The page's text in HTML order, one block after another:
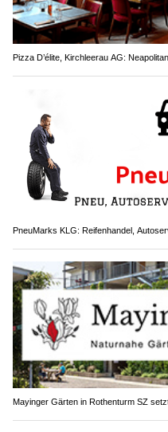
Pizza D’élite, Kirchleerau AG:
PneuMarks KLG: Reifenhandel,
Mayinger Gärten in Rothenturm SZ